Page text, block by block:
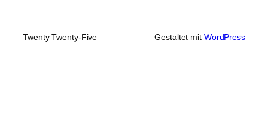
Twenty Twenty-Five Gestaltet mit WordPress